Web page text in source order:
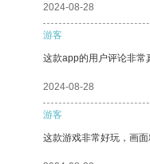
2024-08-28
游客
这款app的用户评论非常
2024-08-28
游客
这款游戏非常好玩，画